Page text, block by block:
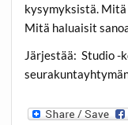
kysymyksistä. Mitä
Mitä haluaisit
Järjestää: Studio -